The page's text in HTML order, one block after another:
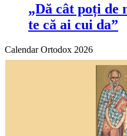
„Dă cât poți de
te că ai cui da”
Calendar Ortodox 2026